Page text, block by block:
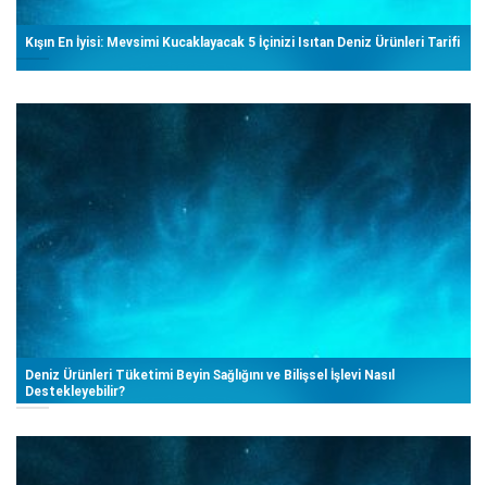
Kışın En İyisi: Mevsimi Kucaklayacak 5 İçinizi Isıtan Deniz Ürünleri Tarifi
Deniz Ürünleri Tüketimi Beyin Sağlığını ve Bilişsel İşlevi Nasıl
Destekleyebilir?